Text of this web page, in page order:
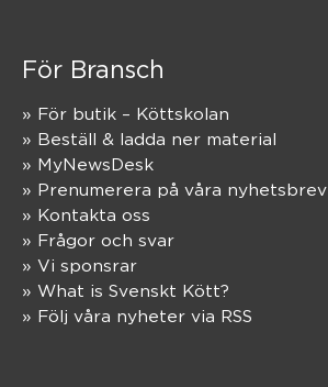
För Bransch
» För butik – Köttskolan
» Beställ & ladda ner material
» MyNewsDesk
» Prenumerera på våra nyhetsbrev
» Kontakta oss
» Frågor och svar
» Vi sponsrar
» What is Svenskt Kött?
» Följ våra nyheter via RSS